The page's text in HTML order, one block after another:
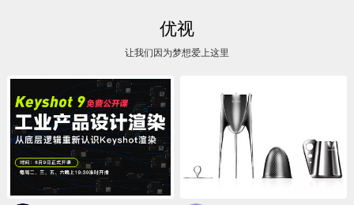
优视
让我们因为梦想爱上这里